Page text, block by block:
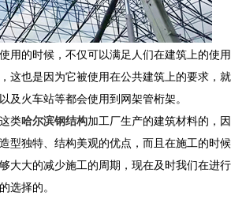
用的时候，不仅可以满足人们在建筑上的使用
这也是因为它被使用在公共建筑上的要求，就
及火车站等都会使用到网架管桁架。
类哈尔滨钢结构加工厂生产的建筑材料的，因
型独特、结构美观的优点，而且在施工的时候
大大的减少施工的周期，现在及时我们在进行
选择的。